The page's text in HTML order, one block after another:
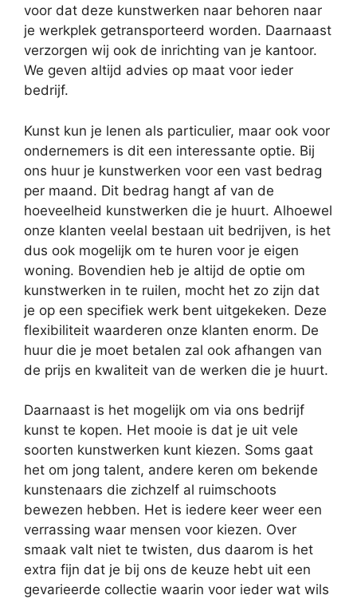
voor dat deze kunstwerken naar behoren naar
je werkplek getransporteerd worden. Daarnaast
verzorgen wij ook de inrichting van je kantoor.
We geven altijd advies op maat voor ieder
bedrijf.
Kunst kun je lenen als particulier, maar ook voor
ondernemers is dit een interessante optie. Bij
ons huur je kunstwerken voor een vast bedrag
per maand. Dit bedrag hangt af van de
hoeveelheid kunstwerken die je huurt. Alhoewel
onze klanten veelal bestaan uit bedrijven, is het
dus ook mogelijk om te huren voor je eigen
woning. Bovendien heb je altijd de optie om
kunstwerken in te ruilen, mocht het zo zijn dat
je op een specifiek werk bent uitgekeken. Deze
flexibiliteit waarderen onze klanten enorm. De
huur die je moet betalen zal ook afhangen van
de prijs en kwaliteit van de werken die je huurt.
Daarnaast is het mogelijk om via ons bedrijf
kunst te kopen. Het mooie is dat je uit vele
soorten kunstwerken kunt kiezen. Soms gaat
het om jong talent, andere keren om bekende
kunstenaars die zichzelf al ruimschoots
bewezen hebben. Het is iedere keer weer een
verrassing waar mensen voor kiezen. Over
smaak valt niet te twisten, dus daarom is het
extra fijn dat je bij ons de keuze hebt uit een
gevarieerde collectie waarin voor ieder wat wils